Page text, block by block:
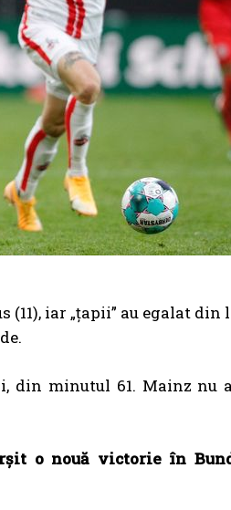
iar „țapii” au egalat din
din minutul 61. Mainz nu
o nouă victorie în